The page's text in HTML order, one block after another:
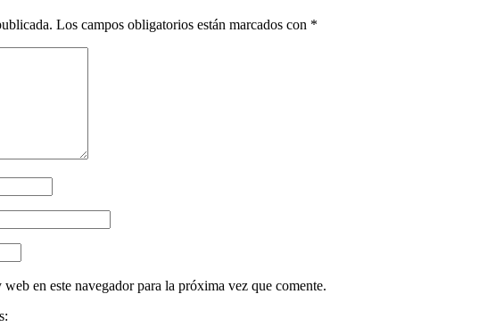
Los campos obligatorios están marcados con *
en este navegador para la próxima vez que comente.